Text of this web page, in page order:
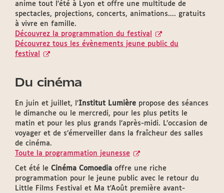
anime tout l'été à Lyon et offre une multitude de
spectacles, projections, concerts, animations.... gratuits
à vivre en famille.
Découvrez la programmation du festival
Découvrez tous les évènements jeune public du
festival
Du cinéma
En juin et juillet, l’Institut Lumière propose des séances
le dimanche ou le mercredi, pour les plus petits le
matin et pour les plus grands l’après-midi. L’occasion de
voyager et de s’émerveiller dans la fraîcheur des salles
de cinéma.
Toute la programmation jeunesse
Cet été le Cinéma Comoedia offre une riche
programmation pour le jeune public avec le retour du
Little Films Festival et Ma t'Août première avant-